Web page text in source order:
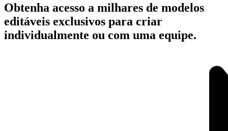
Obtenha acesso a milhares de modelos
editáveis exclusivos para criar
individualmente ou com uma equipe.